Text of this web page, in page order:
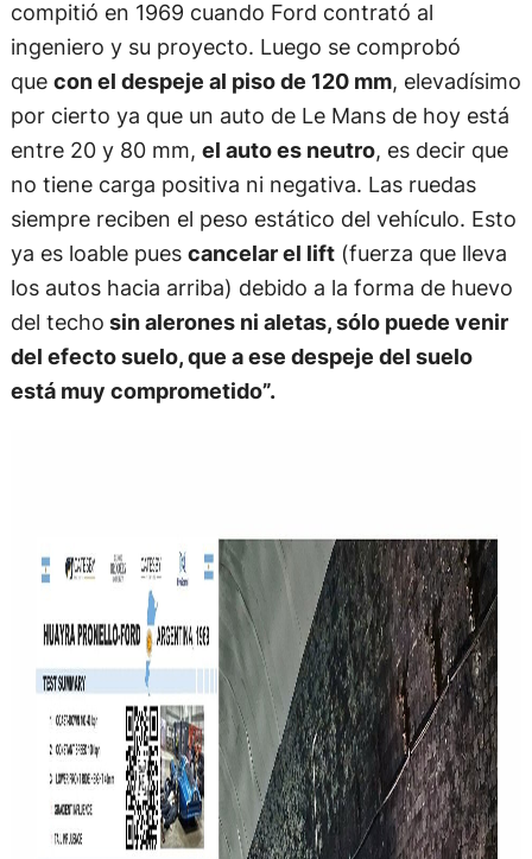
compitió en 1969 cuando Ford contrató al
ingeniero y su proyecto. Luego se comprobó
que con el despeje al piso de 120 mm, elevadísimo
por cierto ya que un auto de Le Mans de hoy está
entre 20 y 80 mm, el auto es neutro, es decir que
no tiene carga positiva ni negativa. Las ruedas
siempre reciben el peso estático del vehículo. Esto
ya es loable pues cancelar el lift(fuerza que lleva
los autos hacia arriba) debido a la forma de huevo
del techo sin alerones ni aletas, sólo puede venir
del efecto suelo, que a ese despeje del suelo
está muy comprometido”.